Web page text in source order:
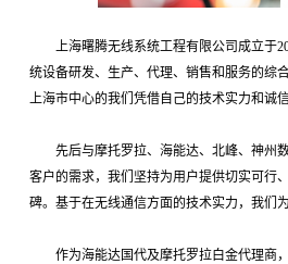
上海曙腾无线系统工程有限公司成立于
统设备研发、生产、代理、销售和服务的综
上海市中心的我们凭借自己的技术实力和
先后与摩托罗拉、海能达、北峰、神州
客户的需求，我们坚持为用户提供切实可行
碑。基于在无线通信方面的技术实力，我们
作为海能达国代及摩托罗拉白金代理商